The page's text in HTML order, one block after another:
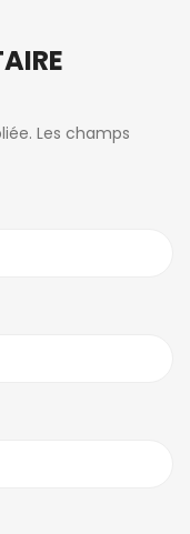
Les champs